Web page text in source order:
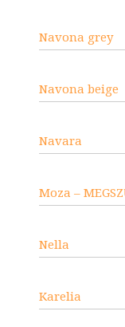
Navona grey
Navona beige
Navara
Moza –
Nella
Karelia